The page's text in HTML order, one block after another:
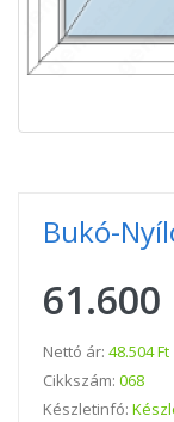
Bukó-
61.600
Nettó ár: 48.504 Ft
Cikkszám: 068
Készletinfó: